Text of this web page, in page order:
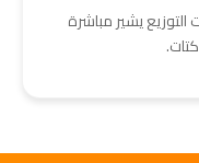
يشير مباشرة